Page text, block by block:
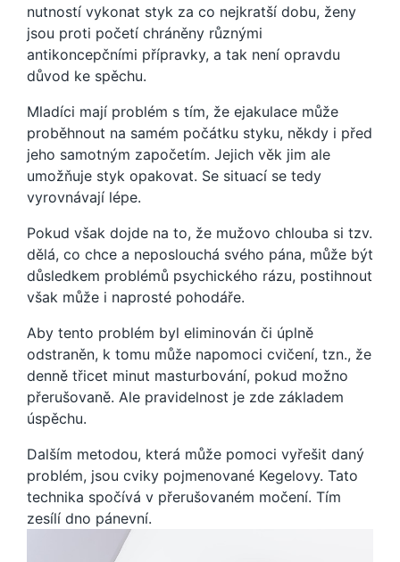
nutností vykonat styk za co nejkratší dobu, ženy
jsou proti početí chráněny různými
antikoncepčními přípravky, a tak není opravdu
důvod ke spěchu.
Mladíci mají problém s tím, že ejakulace může
proběhnout na samém počátku styku, někdy i před
jeho samotným započetím. Jejich věk jim ale
umožňuje styk opakovat. Se situací se tedy
vyrovnávají lépe.
Pokud však dojde na to, že mužovo chlouba si tzv.
dělá, co chce a neposlouchá svého pána, může být
důsledkem problémů psychického rázu, postihnout
však může i naprosté pohodáře.
Aby tento problém byl eliminován či úplně
odstraněn, k tomu může napomoci cvičení, tzn., že
denně třicet minut masturbování, pokud možno
přerušovaně. Ale pravidelnost je zde základem
úspěchu.
Dalším metodou, která může pomoci vyřešit daný
problém, jsou cviky pojmenované Kegelovy. Tato
technika spočívá v přerušovaném močení. Tím
zesílí dno pánevní.